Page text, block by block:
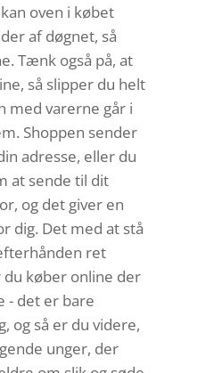
oven i købet
af døgnet, så
Tænk også på, at
så slipper du helt
med varerne går i
Shoppen sender
adresse, eller du
at sende til dit
og det giver en
dig. Det med at stå
ret
du køber online der
- det er bare
og så er du videre,
unger, der